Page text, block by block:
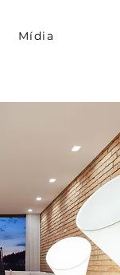
Mídia